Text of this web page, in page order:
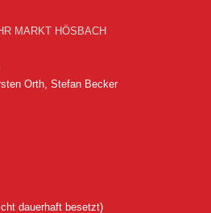
MARKT HÖSBACH
Orth, Stefan Becker
dauerhaft besetzt)